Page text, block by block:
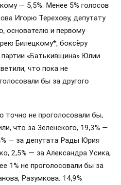
— 5,5%. Менее 5% голосов
Игорю Терехову, депутату
основателю и первому
Билецкому*, боксёру
«Батькивщина» Юлии
что пока не
бы за другого
точно не проголосовали бы,
что за Зеленского, 19,3% —
— за депутата Рады Юрия
2,5% — за Александра Усика,
1% не проголосовали бы за
Разумкова. 14,9%